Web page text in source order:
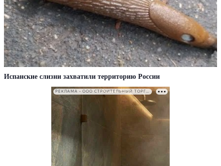
Испанские слизни захватили территорию России
РЕКЛАМА • ООО СТРОИТЕЛЬНЫЙ ТОРГОВЫЙ ДОМ «ПЕТРОВИЧ». ИНН: 7802348846